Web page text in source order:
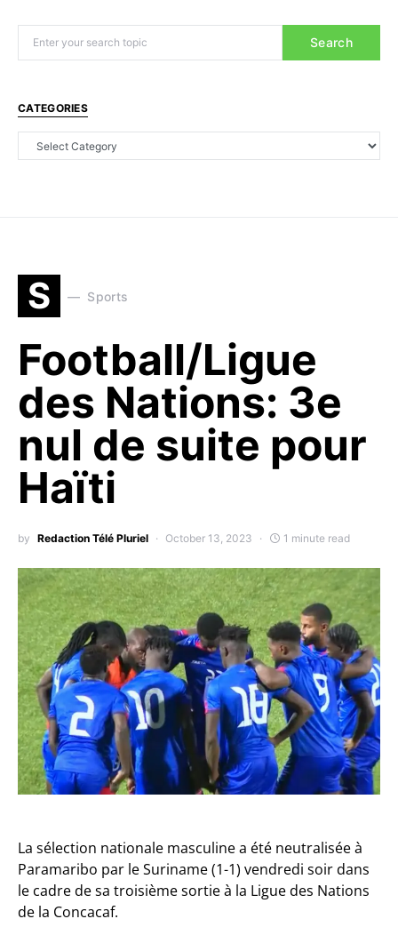
Search
CATEGORIES
S Sports
Football/Ligue
des Nations: 3e
nul de suite pour
Haïti
by Redaction Télé Pluriel October 13, 2023 1 minute read
La sélection nationale masculine a été neutralisée à
Paramaribo par le Suriname (1-1) vendredi soir dans
le cadre de sa troisième sortie à la Ligue des Nations
de la Concacaf.